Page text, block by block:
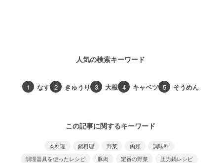
人気の検索キーワード
1 なす 2 きゅうり 3 大根 4 キャベツ 5 そうめん
この記事に関するキーワード
肉料理 鍋料理 野菜 肉類
調味料
調理器具を使ったレシピ
豚肉 定番の野菜
圧力鍋レシピ